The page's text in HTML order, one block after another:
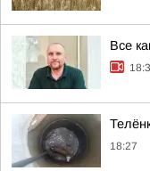
Все
18:27